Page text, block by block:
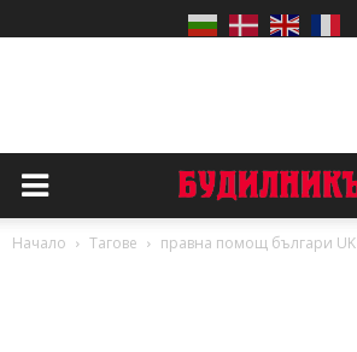
Начало Тагове правна помощ българи UK